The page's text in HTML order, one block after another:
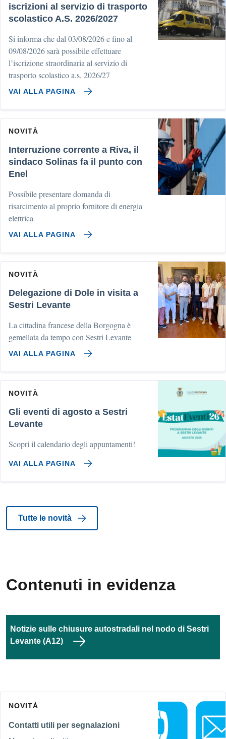
iscrizioni al servizio di trasporto
scolastico A.S. 2026/2027
Si informa che dal 03/08/2026 e fino al
09/08/2026 sarà possibile effettuare
l’iscrizione straordinaria al servizio di
trasporto scolastico a.s. 2026/27
VAI ALLA PAGINA
NOVITÀ
Interruzione corrente a Riva, il
sindaco Solinas fa il punto con
Enel
Possibile presentare domanda di
risarcimento al proprio fornitore di energia
elettrica
VAI ALLA PAGINA
NOVITÀ
Delegazione di Dole in visita a
Sestri Levante
La cittadina francese della Borgogna è
gemellata da tempo con Sestri Levante
VAI ALLA PAGINA
NOVITÀ
Gli eventi di agosto a Sestri
Levante
Scopri il calendario degli appuntamenti!
VAI ALLA PAGINA
Tutte le novità
Contenuti in evidenza
Notizie sulle chiusure autostradali nel nodo di Sestri
Levante (A12)
NOVITÀ
Contatti utili per segnalazioni